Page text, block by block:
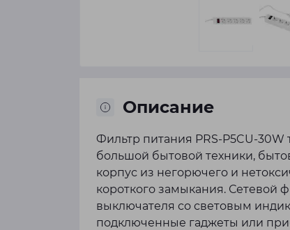
Описание
Фильтр питания PRS-P5CU-
большой бытовой техники,
корпус из негорючего и
короткого замыкания. Сетевой
выключателя со световым
подключенные гаджеты или